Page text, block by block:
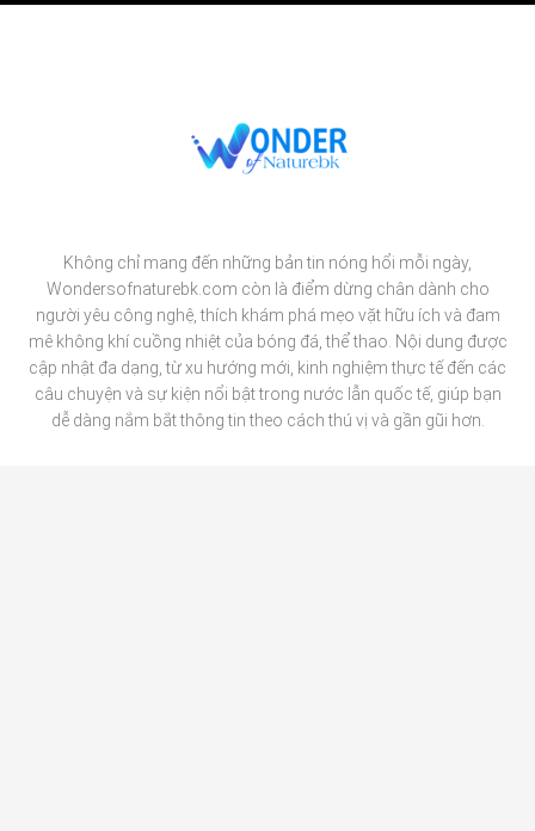
Không chỉ mang đến những bản tin nóng hổi mỗi ngày,
Wondersofnaturebk.com còn là điểm dừng chân dành cho
người yêu công nghệ, thích khám phá mẹo vặt hữu ích và đam
mê không khí cuồng nhiệt của bóng đá, thể thao. Nội dung được
cập nhật đa dạng, từ xu hướng mới, kinh nghiệm thực tế đến các
câu chuyện và sự kiện nổi bật trong nước lẫn quốc tế, giúp bạn
dễ dàng nắm bắt thông tin theo cách thú vị và gần gũi hơn.